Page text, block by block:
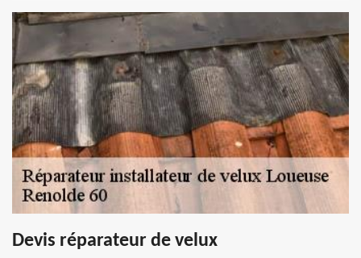
Devis réparateur de velux